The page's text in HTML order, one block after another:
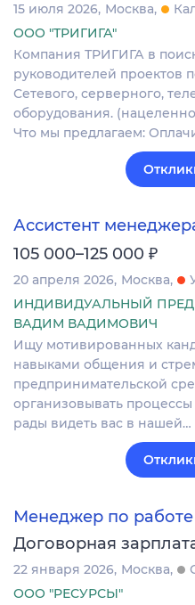
15 июля 2026 Москва
ООО "ТРИГИГА"
Компания ТРИГИГА в
руководителей проектов
Сетевого, серверного,
оборудования.
Что мы предлагаем:
Ассистент
105 000–125 000 ₽
20 апреля 2026 Москва
ИНДИВИДУАЛЬНЫЙ
ВАДИМ ВАДИМОВИЧ
Ищу мотивированных
навыками общения и
предпринимательской
организовывать
рады видеть вас в нашей…
Менеджер по
Договорная
22 января 2026 Москва
ООО "РЕСУРСЫ"